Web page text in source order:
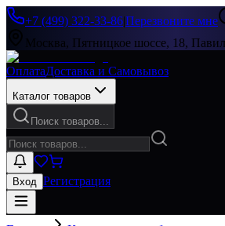
+7 (499) 322-33-86|Перезвоните мне
Москва, Пятницкое шоссе, 18,
ОплатаДоставка и Самовывоз
Каталог товаров
Поиск товаров...
Вход Регистрация